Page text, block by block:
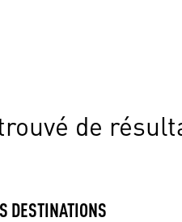
de
DESTINATIONS